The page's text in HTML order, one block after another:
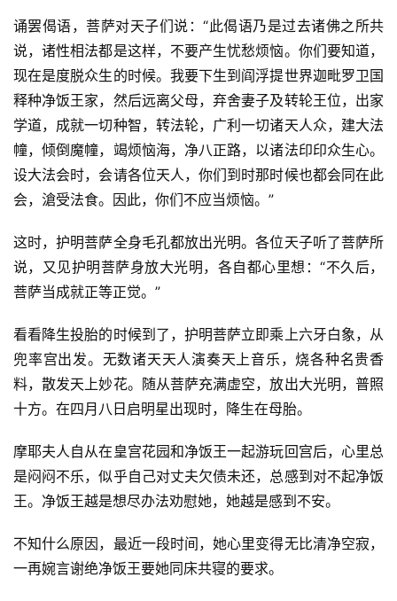
诵罢偈语，菩萨对天子们说：“此偈语乃是过去诸佛之所共
说，诸性相法都是这样，不要产生忧愁烦恼。你们要知道，
现在是度脱众生的时候。我要下生到阎浮提世界迦毗罗卫国
释种净饭王家，然后远离父母，弃舍妻子及转轮王位，出家
学道，成就一切种智，转法轮，广利一切诸天人众，建大法
幢，倾倒魔幢，竭烦恼海，净八正路，以诸法印印众生心。
设大法会时，会请各位天人，你们到时那时候也都会同在此
会，滄受法食。因此，你们不应当烦恼。”
这时，护明菩萨全身毛孔都放出光明。各位天子听了菩萨所
说，又见护明菩萨身放大光明，各自都心里想：“不久后，
菩萨当成就正等正觉。”
看看降生投胎的时候到了，护明菩萨立即乘上六牙白象，从
兜率宫出发。无数诸天天人演奏天上音乐，烧各种名贵香
料，散发天上妙花。随从菩萨充满虚空，放出大光明，普照
十方。在四月八日启明星出现时，降生在母胎。
摩耶夫人自从在皇宫花园和净饭王一起游玩回宫后，心里总
是闷闷不乐，似乎自己对丈夫欠债未还，总感到对不起净饭
王。净饭王越是想尽办法劝慰她，她越是感到不安。
不知什么原因，最近一段时间，她心里变得无比清净空寂，
一再婉言谢绝净饭王要她同床共寝的要求。